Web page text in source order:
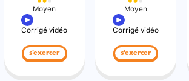
Moyen
Corrigé vidéo
s'exercer
Moyen
Corrigé vidéo
s'exercer